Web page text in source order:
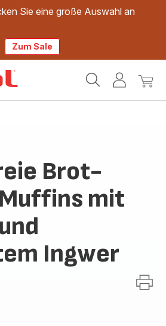
Sie eine große Auswahl an
Zum Sale
Mein
Mein
Brot-
mit
Ingwer